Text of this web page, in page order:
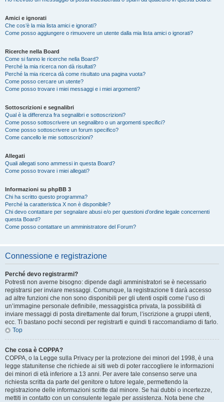
Amici e ignorati
Che cos’è la mia lista amici e ignorati?
Come posso aggiungere o rimuovere un utente dalla mia lista amici o ignorati?
Ricerche nella Board
Come si fanno le ricerche nella Board?
Perché la mia ricerca non dà risultati?
Perché la mia ricerca dà come risultato una pagina vuota?
Come posso cercare un utente?
Come posso trovare i miei messaggi e i miei argomenti?
Sottoscrizioni e segnalibri
Qual è la differenza fra segnalibri e sottoscrizioni?
Come posso sottoscrivere un segnalibro o un argomenti specifici?
Come posso sottoscrivere un forum specifico?
Come cancello le mie sottoscrizioni?
Allegati
Quali allegati sono ammessi in questa Board?
Come posso trovare i miei allegati?
Informazioni su phpBB 3
Chi ha scritto questo programma?
Perché la caratteristica X non è disponibile?
Chi devo contattare per segnalare abusi e/o per questioni d’ordine legale concernenti
questa Board?
Come posso contattare un amministratore del Forum?
Connessione e registrazione
Perché devo registrarmi?
Potresti non averne bisogno: dipende dagli amministratori se è necessario
registrarsi per inviare messaggi. Comunque, la registrazione ti darà accesso
ad altre funzioni che non sono disponibili per gli utenti ospiti come l’uso di
un’immagine personale definibile, messaggistica privata, la possibilità di
inviare messaggi di posta direttamente dal forum, l’iscrizione a gruppi utenti,
ecc. Ti bastano pochi secondi per registrarti e quindi ti raccomandiamo di farlo.
Top
Che cosa è COPPA?
COPPA, o la Legge sulla Privacy per la protezione dei minori del 1998, è una
legge statunitense che richiede ai siti web di poter raccogliere le informazioni
dei minori di età inferiore a 13 anni. Per avere tale consenso serve una
richiesta scritta da parte del genitore o tutore legale, permettendo la
registrazione delle informazioni scritte dal minore. Se hai dubbi o incertezze,
mettiti in contatto con un consulente legale per assistenza. Nota bene che